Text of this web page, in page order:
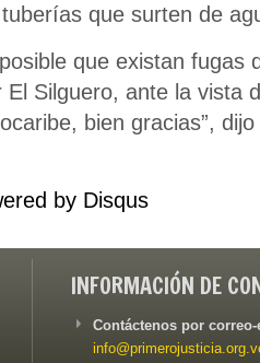
que surten de
que existan fugas
Silguero, ante la vista
bien gracias”,
by Disqus
INFORMACIÓN DE
Contáctenos por